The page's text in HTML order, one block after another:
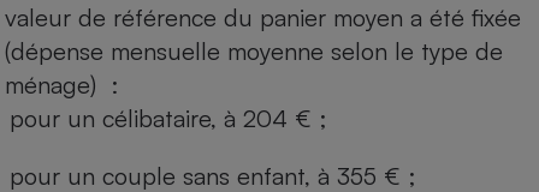
valeur de référence du panier moyen a été fixée
(dépense mensuelle moyenne selon le type de
ménage) :
pour un célibataire, à 204 € ;
pour un couple sans enfant, à 355 € ;